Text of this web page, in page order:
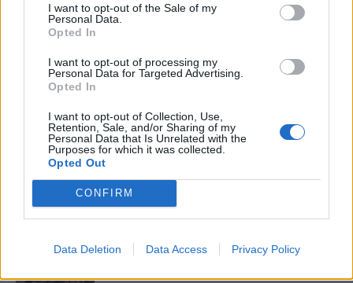
I want to opt-out of the Sale of my
Personal Data.
Opted In
I want to opt-out of processing my
Personal Data for Targeted Advertising.
Opted In
I want to opt-out of Collection, Use,
Retention, Sale, and/or Sharing of my
Personal Data that Is Unrelated with the
Purposes for which it was collected.
Opted Out
CONFIRM
Data Deletion Data Access Privacy Policy
- Advertisement -
46,301 Rajongók TETSZIK
13,262 Követő